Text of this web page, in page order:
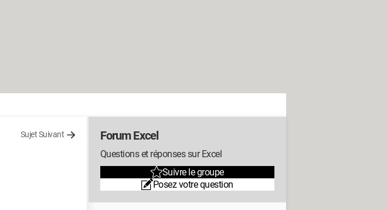
Sujet Suivant Forum Excel
Questions et réponses sur Excel
Suivre le groupe
Posez votre question